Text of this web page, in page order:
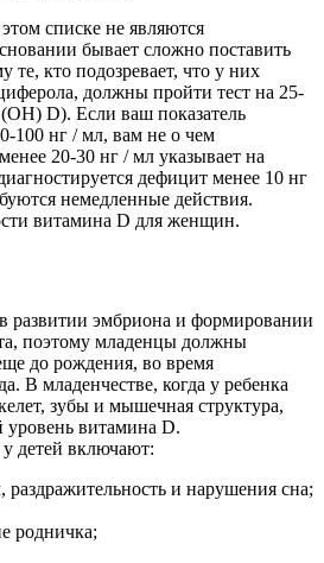
списке не являются
бывает сложно поставить
те, кто подозревает, что у них
должны пройти тест на 25-
D). Если ваш показатель
100 нг / мл, вам не о чем
20-30 нг / мл указывает на
дефицит менее 10 нг
немедленные действия.
витамина D для женщин.
развитии эмбриона и формировании
поэтому младенцы должны
до рождения, во время
В младенчестве, когда у ребенка
зубы и мышечная структура,
уровень витамина D.
детей включают:
и нарушения сна;
родничка;